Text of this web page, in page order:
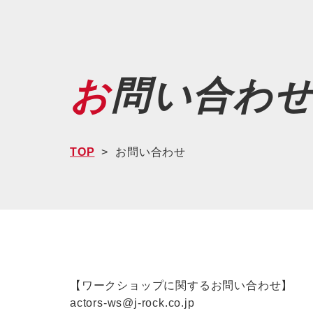
お問い合わ
TOP お問い合わせ
【ワークショップに関するお問い合わせ】
actors-ws@j-rock.co.jp